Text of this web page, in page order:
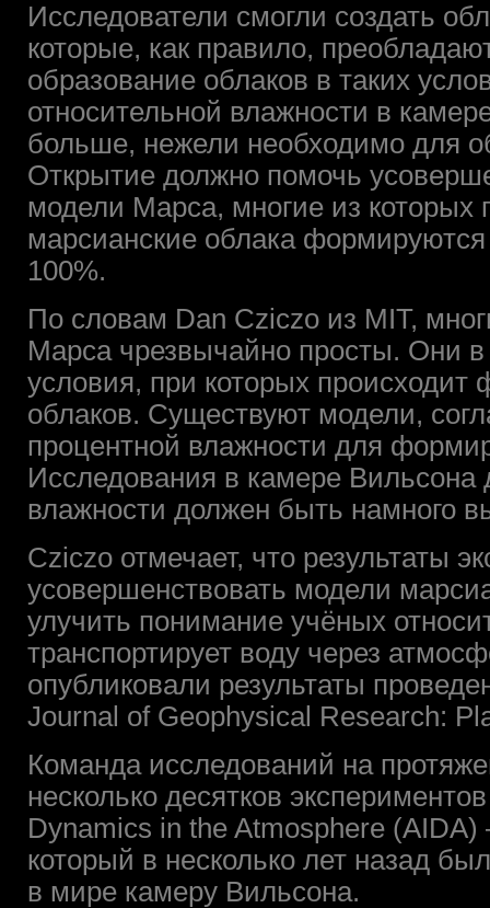
Исследователи смогли создать
которые, как правило,
образование облаков в таких
относительной влажности в
больше, нежели необходимо для
Открытие должно помочь
модели Марса, многие из которых
марсианские облака
100%.
По словам Dan Cziczo из MIT,
Марса чрезвычайно просты. Они
условия, при которых
облаков. Существуют модели,
процентной влажности для
Исследования в камере Вильсона
влажности должен быть намного
Cziczo отмечает, что результаты
усовершенствовать модели
улучить понимание учёных
транспортирует воду через
опубликовали результаты
Journal of Geophysical Research:
Команда исследований на
несколько десятков
Dynamics in the Atmosphere
который в несколько лет назад
в мире камеру Вильсона.